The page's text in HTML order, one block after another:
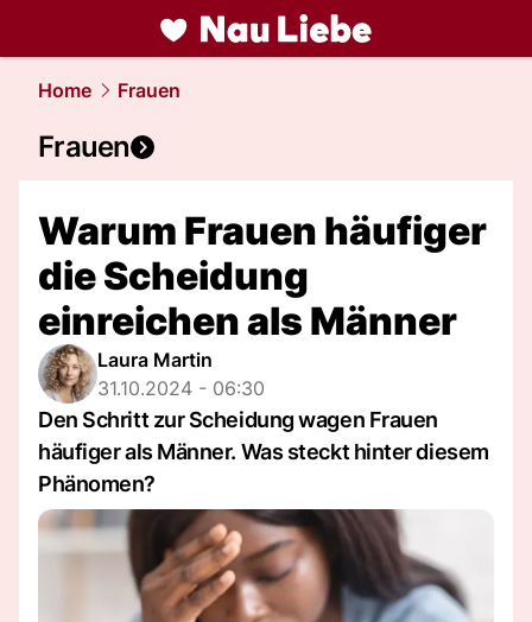
liebe.NAU.ch
Home Frauen
Frauen
Warum Frauen häufiger
die Scheidung
einreichen als Männer
Laura Martin
31.10.2024 - 06:30
Den Schritt zur Scheidung wagen Frauen
häufiger als Männer. Was steckt hinter diesem
Phänomen?